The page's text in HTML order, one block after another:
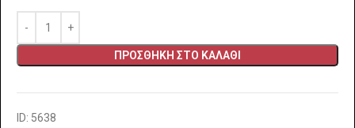
ΠΡΟΣΘΉΚΗ ΣΤΟ ΚΑΛΆΘΙ
ID: 5638